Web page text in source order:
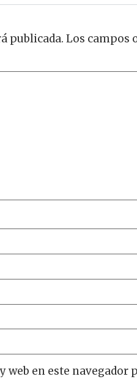
publicada. Los campos
en este navegador